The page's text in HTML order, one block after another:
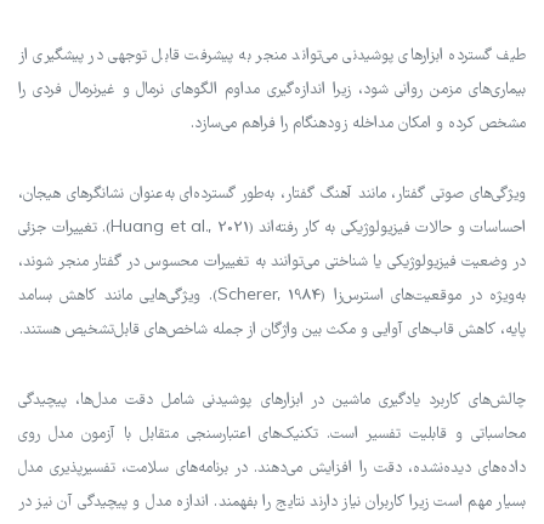
طیف گسترده ابزارهای پوشیدنی می‌تواند منجر به پیشرفت قابل توجهی در پیشگیری از
بیماری‌های مزمن روانی شود، زیرا اندازه‌گیری مداوم الگوهای نرمال و غیرنرمال فردی را
مشخص کرده و امکان مداخله زودهنگام را فراهم می‌سازد.
ویژگی‌های صوتی گفتار، مانند آهنگ گفتار، به‌طور گسترده‌ای به‌عنوان نشانگرهای هیجان،
احساسات و حالات فیزیولوژیکی به کار رفته‌اند (Huang et al., 2021). تغییرات جزئی
در وضعیت فیزیولوژیکی یا شناختی می‌توانند به تغییرات محسوس در گفتار منجر شوند،
به‌ویژه در موقعیت‌های استرس‌زا (Scherer, 1984). ویژگی‌هایی مانند کاهش بسامد
پایه، کاهش قاب‌های آوایی و مکث بین واژگان از جمله شاخص‌های قابل‌تشخیص هستند.
چالش‌های کاربرد یادگیری ماشین در ابزارهای پوشیدنی شامل دقت مدل‌ها، پیچیدگی
محاسباتی و قابلیت تفسیر است. تکنیک‌های اعتبارسنجی متقابل با آزمون مدل روی
داده‌های دیده‌نشده، دقت را افزایش می‌دهند. در برنامه‌های سلامت، تفسیرپذیری مدل
بسیار مهم است زیرا کاربران نیاز دارند نتایج را بفهمند. اندازه مدل و پیچیدگی آن نیز در